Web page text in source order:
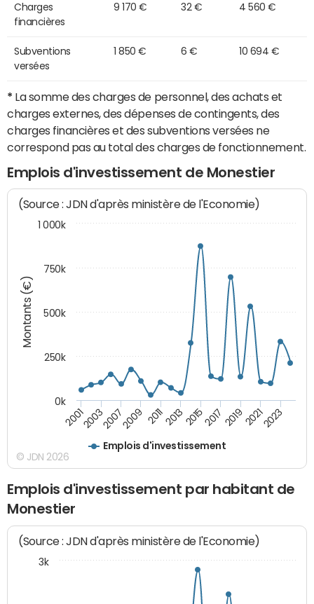
Charges
financières
9 170 € 32 € 4 560 €
Subventions
versées
1 850 € 6 € 10 694 €
* La somme des charges de personnel, des achats et
charges externes, des dépenses de contingents, des
charges financières et des subventions versées ne
correspond pas au total des charges de fonctionnement.
Emplois d'investissement de Monestier
Montants (€)
(Source : JDN d'après ministère de l'Economie)
Emplois d'investissement
2001200320072009 2011201320152017201920212023
0k
250k
500k
750k
1 000k
© JDN 2026
Emplois d'investissement par habitant de
Monestier
(Source : JDN d'après ministère de l'Economie)
3k